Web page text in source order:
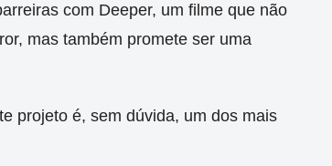
com Deeper, um filme que não
mas também promete ser uma
projeto é, sem dúvida, um dos mais